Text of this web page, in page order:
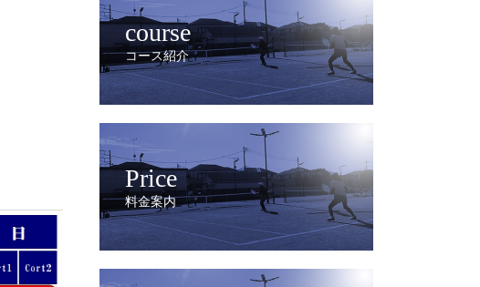
course
コース紹介
Price
料金案内